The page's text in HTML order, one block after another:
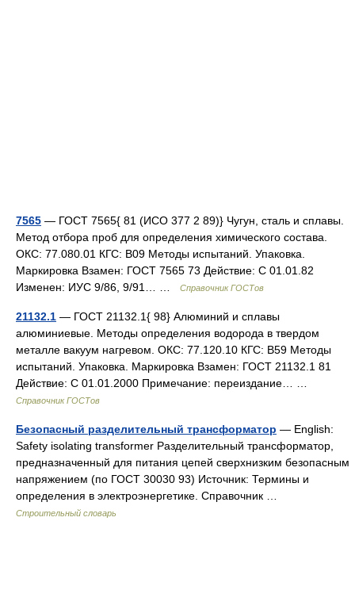
7565 — ГОСТ 7565{ 81 (ИСО 377 2 89)} Чугун, сталь и сплавы.
Метод отбора проб для определения химического состава.
ОКС: 77.080.01 КГС: В09 Методы испытаний. Упаковка.
Маркировка Взамен: ГОСТ 7565 73 Действие: С 01.01.82
Изменен: ИУС 9/86, 9/91… …
Справочник ГОСТов
21132.1 — ГОСТ 21132.1{ 98} Алюминий и сплавы
алюминиевые. Методы определения водорода в твердом
металле вакуум нагревом. ОКС: 77.120.10 КГС: В59 Методы
испытаний. Упаковка. Маркировка Взамен: ГОСТ 21132.1 81
Действие: С 01.01.2000 Примечание: переиздание… …
Справочник ГОСТов
Безопасный разделительный трансформатор — English:
Safety isolating transformer Разделительный трансформатор,
предназначенный для питания цепей сверхнизким безопасным
напряжением (по ГОСТ 30030 93) Источник: Термины и
определения в электроэнергетике. Справочник …
Строительный словарь